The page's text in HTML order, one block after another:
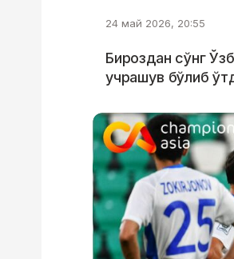
24 май 2026, 20:55
Бироздан сўнг
учрашув бўлиб